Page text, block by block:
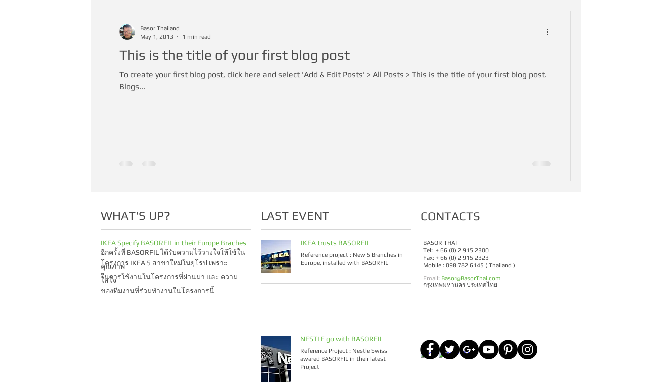
This is the title of your first blog post
To create your first blog post, click here and select 'Add & Edit Posts' > All Posts > This is the title of your first blog post.
Blogs...
Basor Thailand
May 1, 2013
1 min read
WHAT'S UP?
IKEA Specify BASORFIL in their Europe Braches
อีกครั้งที่ BASORFIL ได้รับความไว้วางใจให้ใช้ใน
โครงการ IKEA 5 สาขาใหม่ในยุโรป เพราะ
คุณภาพ
ในการใช้งานในโครงการที่ผ่านมา และ ความ
ใส่ใจ
ของทีมงานที่ร่วมทำงานในโครงการนี้
LAST EVENT
IKEA trusts BASORFIL
Reference project : New 5 Branches in
Europe, installed with BASORFIL
CONTACTS
BASOR THAI
Tel: + 66 (0) 2 915 2300
Fax: + 66 (0) 2 915 2323
Mobile : 098 782 6145 ( Thailand )
Email: Basor@BasorThai.com
กรุงเทพมหานคร ประเทศไทย
NESTLE go with BASORFIL
Reference Project : Nestle Swiss
awared BASORFIL in their latest
Project